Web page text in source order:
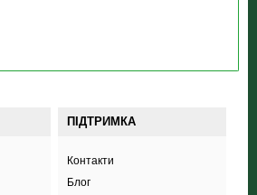
ПІДТРИМКА
Контакти
Блог